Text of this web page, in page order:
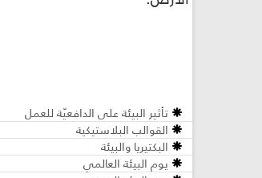
تأثير البيئة على الدافعيّة للعمل
القوالب البلاستيكية
البكتيريا والبيئة
يوم البيئة العالمي